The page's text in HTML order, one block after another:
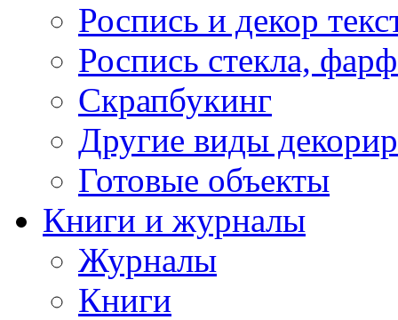
Роспись и декор
Роспись стекла,
Скрапбукинг
Другие виды
Готовые объекты
Книги и журналы
Журналы
Книги